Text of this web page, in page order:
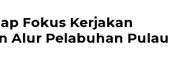
Fokus Kerjakan
Alur Pelabuhan Pulau